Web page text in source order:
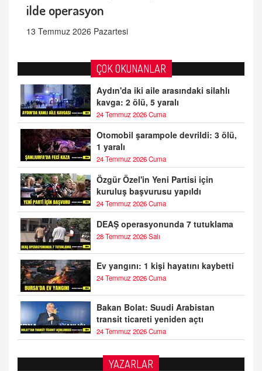
ilde operasyon
13 Temmuz 2026 Pazartesi
ÇOK OKUNANLAR
Aydın'da iki aile arasındaki silahlı
kavga: 2 ölü, 5 yaralı
24 Temmuz 2026 Cuma
Otomobil şarampole devrildi: 3 ölü,
1 yaralı
24 Temmuz 2026 Cuma
Özgür Özel'in Yeni Partisi için
kuruluş başvurusu yapıldı
24 Temmuz 2026 Cuma
DEAŞ operasyonunda 7 tutuklama
28 Temmuz 2026 Salı
Ev yangını: 1 kişi hayatını kaybetti
24 Temmuz 2026 Cuma
Bakan Bolat: Suudi Arabistan
transit ticareti yeniden açtı
24 Temmuz 2026 Cuma
YAZARLAR